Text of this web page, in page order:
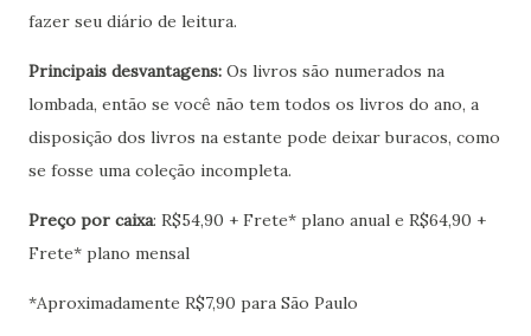
fazer seu diário de leitura.
Principais desvantagens: Os livros são numerados na
lombada, então se você não tem todos os livros do ano, a
disposição dos livros na estante pode deixar buracos, como
se fosse uma coleção incompleta.
Preço por caixa: R$54,90 + Frete* plano anual e R$64,90 +
Frete* plano mensal
*Aproximadamente R$7,90 para São Paulo